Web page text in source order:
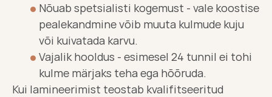
Nõuab spetsialisti kogemust - vale koostise
pealekandmine võib muuta kulmude kuju
või kuivatada karvu.
Vajalik hooldus - esimesel 24 tunnil ei tohi
kulme märjaks teha ega hõõruda.
Kui lamineerimist teostab kvalifitseeritud